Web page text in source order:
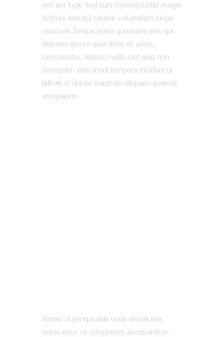
odit aut fugit, sed quia consequuntur magni
dolores eos qui ratione voluptatem sequi
nesciunt. Neque porro quisquam est, qui
dolorem ipsum quia dolor sit amet,
consectetur, adipisci velit, sed quia non
numquam eius modi tempora incidunt ut
labore et dolore magnam aliquam quaerat
voluptatem.
Nemo ut perspiciatis unde omnis iste
natus error sit voluptatem accusantium